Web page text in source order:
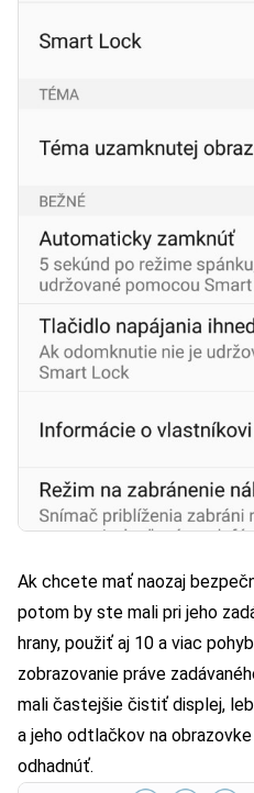
Ak chcete mať naozaj
potom by ste mali pri jeho
hrany, použiť aj 10 a viac
zobrazovanie práve
mali častejšie čistiť displej,
a jeho odtlačkov na
odhadnúť.